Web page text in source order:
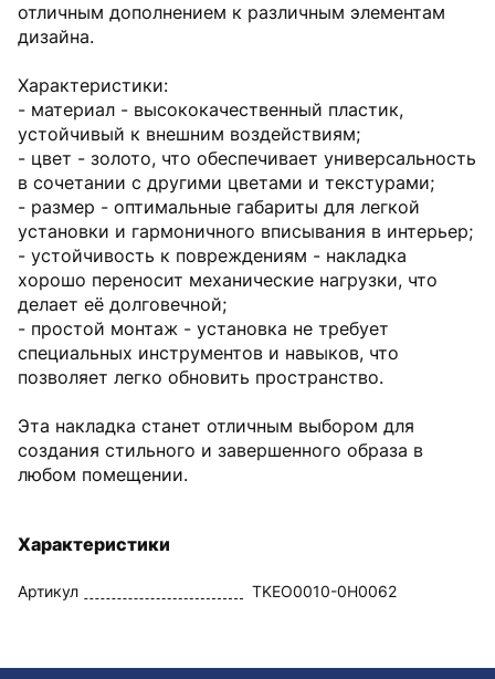
отличным дополнением к различным элементам
дизайна.
Характеристики:
- материал - высококачественный пластик,
устойчивый к внешним воздействиям;
- цвет - золото, что обеспечивает универсальность
в сочетании с другими цветами и текстурами;
- размер - оптимальные габариты для легкой
установки и гармоничного вписывания в интерьер;
- устойчивость к повреждениям - накладка
хорошо переносит механические нагрузки, что
делает её долговечной;
- простой монтаж - установка не требует
специальных инструментов и навыков, что
позволяет легко обновить пространство.
Эта накладка станет отличным выбором для
создания стильного и завершенного образа в
любом помещении.
Характеристики
Артикул TKEO0010-0H0062